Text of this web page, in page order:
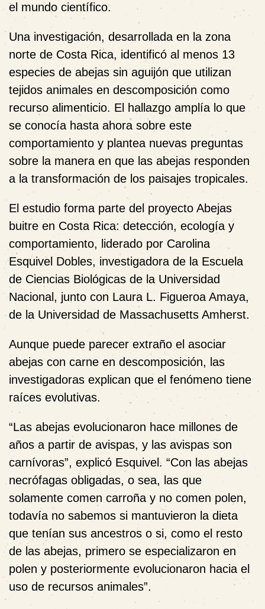
el mundo científico.
Una investigación, desarrollada en la zona
norte de Costa Rica, identificó al menos 13
especies de abejas sin aguijón que utilizan
tejidos animales en descomposición como
recurso alimenticio. El hallazgo amplía lo que
se conocía hasta ahora sobre este
comportamiento y plantea nuevas preguntas
sobre la manera en que las abejas responden
a la transformación de los paisajes tropicales.
El estudio forma parte del proyecto Abejas
buitre en Costa Rica: detección, ecología y
comportamiento, liderado por Carolina
Esquivel Dobles, investigadora de la Escuela
de Ciencias Biológicas de la Universidad
Nacional, junto con Laura L. Figueroa Amaya,
de la Universidad de Massachusetts Amherst.
Aunque puede parecer extraño el asociar
abejas con carne en descomposición, las
investigadoras explican que el fenómeno tiene
raíces evolutivas.
“Las abejas evolucionaron hace millones de
años a partir de avispas, y las avispas son
carnívoras”, explicó Esquivel. “Con las abejas
necrófagas obligadas, o sea, las que
solamente comen carroña y no comen polen,
todavía no sabemos si mantuvieron la dieta
que tenían sus ancestros o si, como el resto
de las abejas, primero se especializaron en
polen y posteriormente evolucionaron hacia el
uso de recursos animales”.